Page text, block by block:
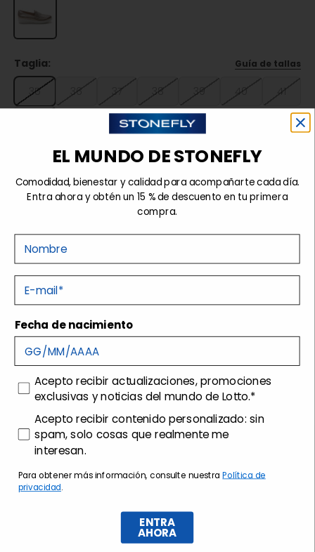
Taglia: Guía de tallas
35 36 37 38 39 40 41
Detalles
Tecnologías
Envíos y devoluciones
Customer care
EL MUNDO DE STONEFLY
Comodidad, bienestar y calidad para acompañarte cada día.
Entra ahora y obtén un 15 % de descuento en tu primera
compra.
Nome
E-mail
Fecha de nacimiento
consenso
Acepto recibir actualizaciones, promociones
exclusivas y noticias del mundo de Lotto.*
consenso profilazione
Acepto recibir contenido personalizado: sin
spam, solo cosas que realmente me
interesan.
Para obtener más información, consulte nuestraPolítica de
privacidad.
ENTRA
AHORA